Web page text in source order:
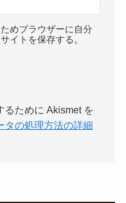
めブラウザーに自分
イトを保存する。
るために Akismet を
タの処理方法の詳細